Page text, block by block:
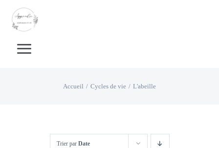
Passer
contenu
Toggle
Boutique supports pédagogiques
Accueil Cycles de vie L'abeille
Trier par Date